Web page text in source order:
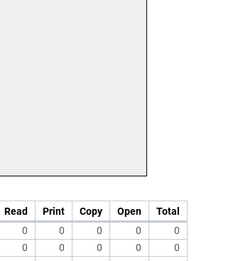
Read Print Copy Open Total
0 0 0 0
0
0 0 0 0
0